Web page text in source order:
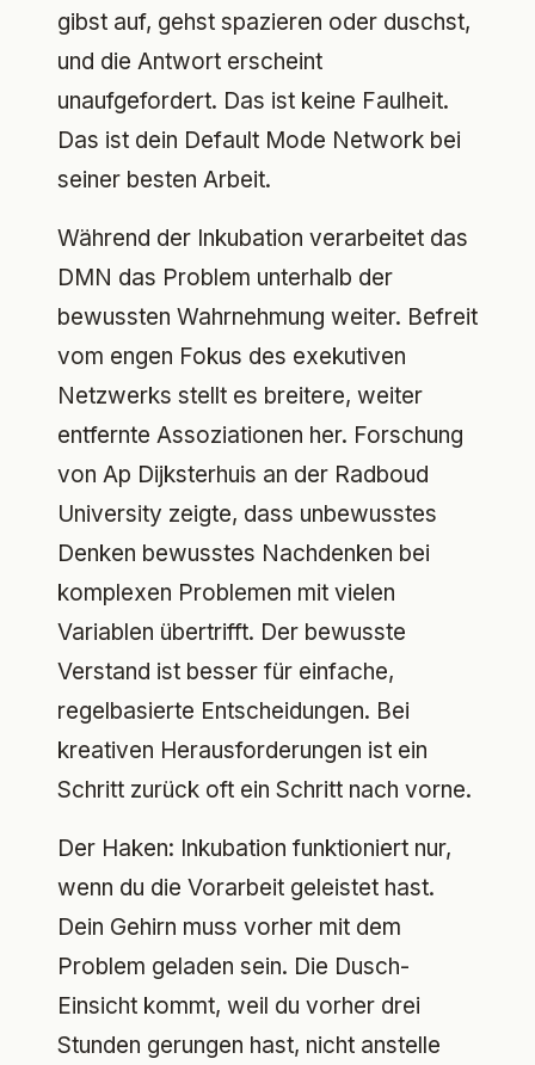
gibst auf, gehst spazieren oder duschst,
und die Antwort erscheint
unaufgefordert. Das ist keine Faulheit.
Das ist dein Default Mode Network bei
seiner besten Arbeit.
Während der Inkubation verarbeitet das
DMN das Problem unterhalb der
bewussten Wahrnehmung weiter. Befreit
vom engen Fokus des exekutiven
Netzwerks stellt es breitere, weiter
entfernte Assoziationen her. Forschung
von Ap Dijksterhuis an der Radboud
University zeigte, dass unbewusstes
Denken bewusstes Nachdenken bei
komplexen Problemen mit vielen
Variablen übertrifft. Der bewusste
Verstand ist besser für einfache,
regelbasierte Entscheidungen. Bei
kreativen Herausforderungen ist ein
Schritt zurück oft ein Schritt nach vorne.
Der Haken: Inkubation funktioniert nur,
wenn du die Vorarbeit geleistet hast.
Dein Gehirn muss vorher mit dem
Problem geladen sein. Die Dusch-
Einsicht kommt, weil du vorher drei
Stunden gerungen hast, nicht anstelle